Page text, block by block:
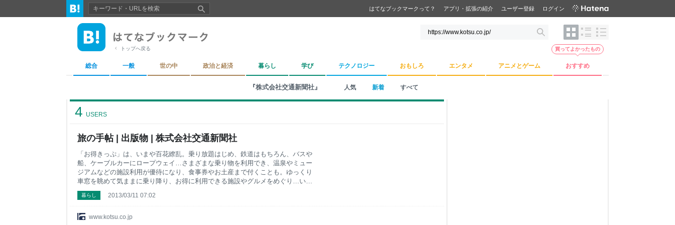
はてなブックマークって？ アプリ・拡張の紹介 ユーザー登録 ログイン
トップへ戻る
総合 一般 世の中 政治と経済 暮らし 学び テクノロジー おもしろ エンタメ アニメとゲーム おすすめ
買ってよかったもの
『株式会社交通新聞社』 人気 新着 すべて
旅の手帖 | 出版物 | 株式会社交通新聞社
4 USERS
www.kotsu.co.jp
「お得きっぷ」は、いまや百花繚乱。乗り放題はじめ、鉄道はもちろん、バスや
船、ケーブルカーにロープウェイ…さまざまな乗り物を利用でき、温泉やミュー
ジアムなどの施設利用が優待になり、食事券やお土産まで付くことも。ゆっくり
車窓を眺めて気ままに乗り降り、お得に利用できる施設やグルメをめぐり…いま
自分がしたいことが叶う、きっぷから選ぶ旅を紹介します。付録はJR全国路線図
とこの夏食べておきたい駅弁ガイド。 詳しく見る
暮らし 2013/03/11 07:02